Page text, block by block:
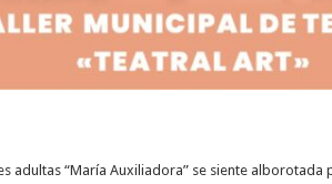
adultas “María Auxiliadora” se siente alborotada